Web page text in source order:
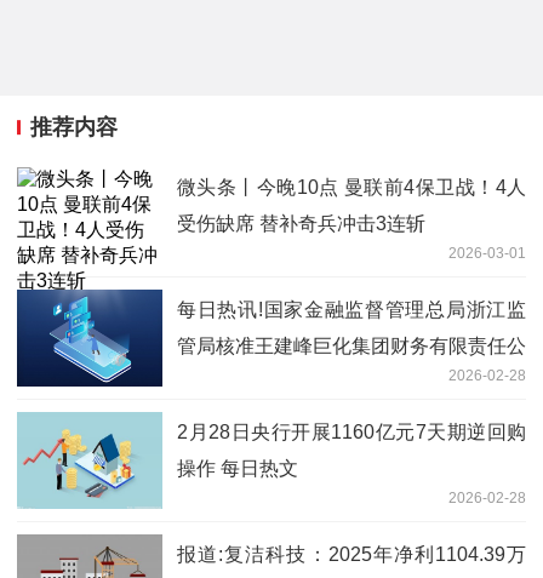
推荐内容
微头条丨今晚10点 曼联前4保卫战！4人
受伤缺席 替补奇兵冲击3连斩
2026-03-01
每日热讯!国家金融监督管理总局浙江监
管局核准王建峰巨化集团财务有限责任公
2026-02-28
2月28日央行开展1160亿元7天期逆回购
操作 每日热文
2026-02-28
报道:复洁科技：2025年净利1104.39万